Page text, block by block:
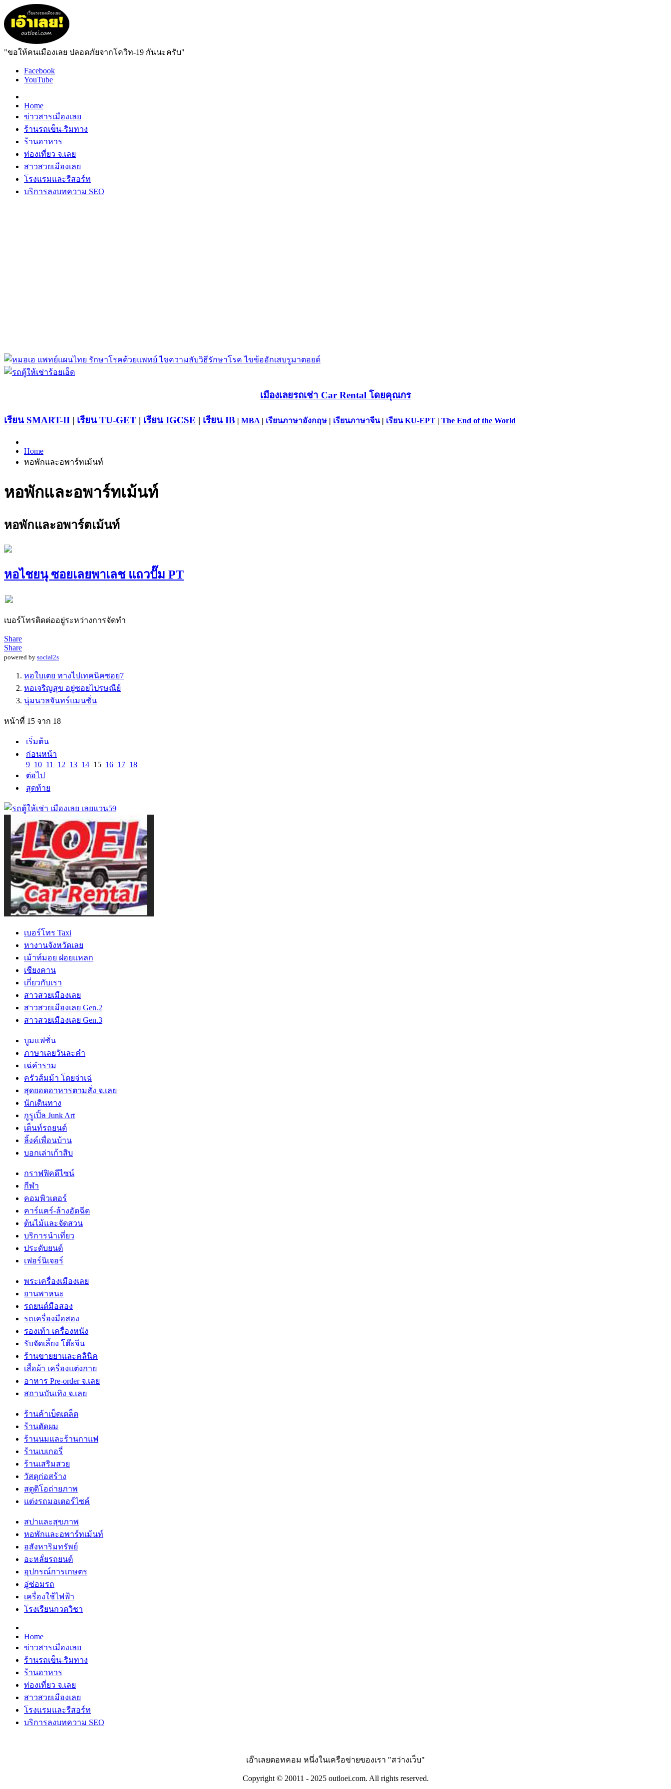
"ขอให้คนเมืองเลย ปลอดภัยจากโควิท-19 กันนะครับ"
Facebook
YouTube
Home
ข่าวสารเมืองเลย
ร้านรถเข็น-ริมทาง
ร้านอาหาร
ท่องเที่ยว จ.เลย
สาวสวยเมืองเลย
โรงแรมและรีสอร์ท
บริการลงบทความ SEO
เมืองเลยรถเช่า Car Rental โดยคุณกร
เรียน SMART-II | เรียน TU-GET | เรียน IGCSE | เรียน IB | MBA | เรียนภาษาอังกฤษ | เรียนภาษาจีน| เรียน KU-EPT | The End of the World
Home
หอพักและอพาร์ทเม้นท์
หอพักและอพาร์ทเม้นท์
หอพักและอพาร์ตเม้นท์
หอไชยนุ ซอยเลยพาเลช แถวปั๊ม PT
เบอร์โทรติดต่ออยู่ระหว่างการจัดทำ
Share
Share
powered by social2s
หอใบเตย ทางไปเทคนิคซอย7
หอเจริญสุข อยู่ซอยไปรษณีย์
นุ่มนวลจันทร์แมนชั่น
หน้าที่ 15 จาก 18
เริ่มต้น
ก่อนหน้า
9 10 11 12 13 14 15 16 17 18
ต่อไป
สุดท้าย
เบอร์โทร Taxi
หางานจังหวัดเลย
เม้าท์มอย ฝอยแหลก
เชียงคาน
เกี่ยวกับเรา
สาวสวยเมืองเลย
สาวสวยเมืองเลย Gen.2
สาวสวยเมืองเลย Gen.3
บูมแฟชั่น
ภาษาเลยวันละคำ
เฉ่คำราม
ครัวส้มม้า โดยจ่าเฉ่
สุดยอดอาหารตามสั่ง จ.เลย
นักเดินทาง
กูรูเปิ้ล Junk Art
เต็นท์รถยนต์
ลิ้งค์เพื่อนบ้าน
บอกเล่าเก้าสิบ
กราฟฟิคดีไซน์
กีฬา
คอมพิวเตอร์
คาร์แคร์-ล้างอัดฉีด
ต้นไม้และจัดสวน
บริการนำเที่ยว
ประดับยนต์
เฟอร์นิเจอร์
พระเครื่องเมืองเลย
ยานพาหนะ
รถยนต์มือสอง
รถเครื่องมือสอง
รองเท้า เครื่องหนัง
รับจัดเลี้ยง โต๊ะจีน
ร้านขายยาและคลินิค
เสื้อผ้า เครื่องแต่งกาย
อาหาร Pre-order จ.เลย
สถานบันเทิง จ.เลย
ร้านค้าเบ็ดเตล็ด
ร้านตัดผม
ร้านนมและร้านกาแฟ
ร้านเบเกอรี่
ร้านเสริมสวย
วัสดุก่อสร้าง
สตูดิโอถ่ายภาพ
แต่งรถมอเตอร์ไซค์
สปาและสุขภาพ
หอพักและอพาร์ทเม้นท์
อสังหาริมทรัพย์
อะหลั่ยรถยนต์
อุปกรณ์การเกษตร
อู่ซ่อมรถ
เครื่องใช้ไฟฟ้า
โรงเรียนกวดวิชา
Home
ข่าวสารเมืองเลย
ร้านรถเข็น-ริมทาง
ร้านอาหาร
ท่องเที่ยว จ.เลย
สาวสวยเมืองเลย
โรงแรมและรีสอร์ท
บริการลงบทความ SEO
เอ๊าเลยดอทคอม หนึ่งในเครือข่ายของเรา "สว่างเว็บ"
Copyright © 20011 - 2025 outloei.com. All rights reserved.